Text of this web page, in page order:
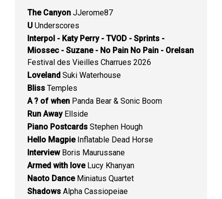
The Canyon JJerome87
U Underscores
Interpol - Katy Perry - TVOD - Sprints -
Miossec - Suzane - No Pain No Pain - Orelsan
Festival des Vieilles Charrues 2026
Loveland Suki Waterhouse
Bliss Temples
A ? of when Panda Bear & Sonic Boom
Run AwayEllside
Piano Postcards Stephen Hough
Hello MagpieInflatable Dead Horse
InterviewBoris Maurussane
Armed with loveLucy Khanyan
Naoto DanceMiniatus Quartet
Shadows Alpha Cassiopeiae